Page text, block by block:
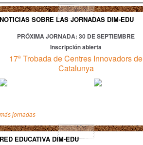
NOTICIAS SOBRE LAS JORNADAS DIM-EDU
PRÓXIMA JORNADA: 30 DE SEPTIEMBRE
Inscripción abierta
17ª Trobada de Centres Innovadors de
Catalunya
más jornadas
RED EDUCATIVA DIM-EDU